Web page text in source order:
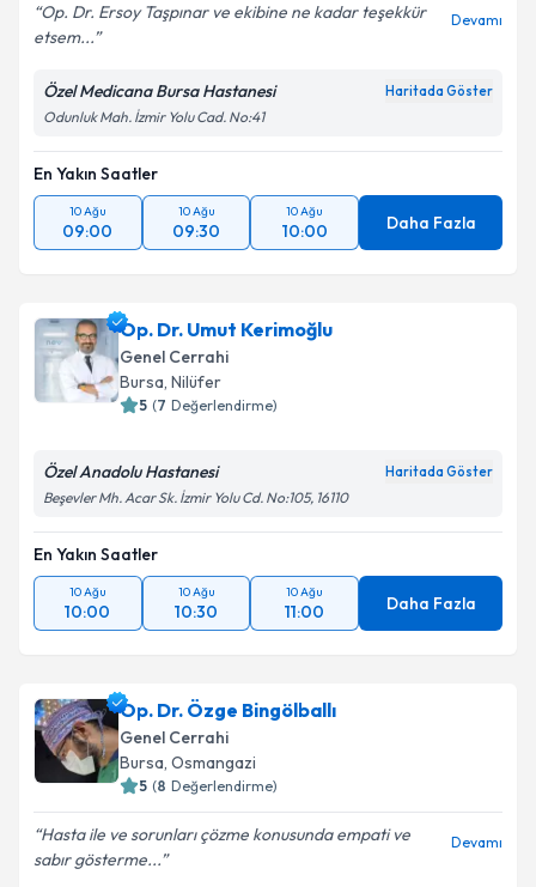
Op. Dr. Ersoy Taşpınar ve ekibine ne kadar teşekkür
etsem...
Devamı
Özel Medicana Bursa Hastanesi Haritada Göster
Odunluk Mah. İzmir Yolu Cad. No:41
En Yakın Saatler
10 Ağu
09:00
10 Ağu
09:30
10 Ağu
10:00 Daha Fazla
Op. Dr. Umut Kerimoğlu
Genel Cerrahi
Bursa, Nilüfer
5 (7 Değerlendirme)
Özel Anadolu Hastanesi Haritada Göster
Beşevler Mh. Acar Sk. İzmir Yolu Cd. No:105, 16110
En Yakın Saatler
10 Ağu
10:00
10 Ağu
10:30
10 Ağu
11:00 Daha Fazla
Op. Dr. Özge Bingölballı
Genel Cerrahi
Bursa, Osmangazi
5 (8 Değerlendirme)
Hasta ile ve sorunları çözme konusunda empati ve
sabır gösterme...
Devamı